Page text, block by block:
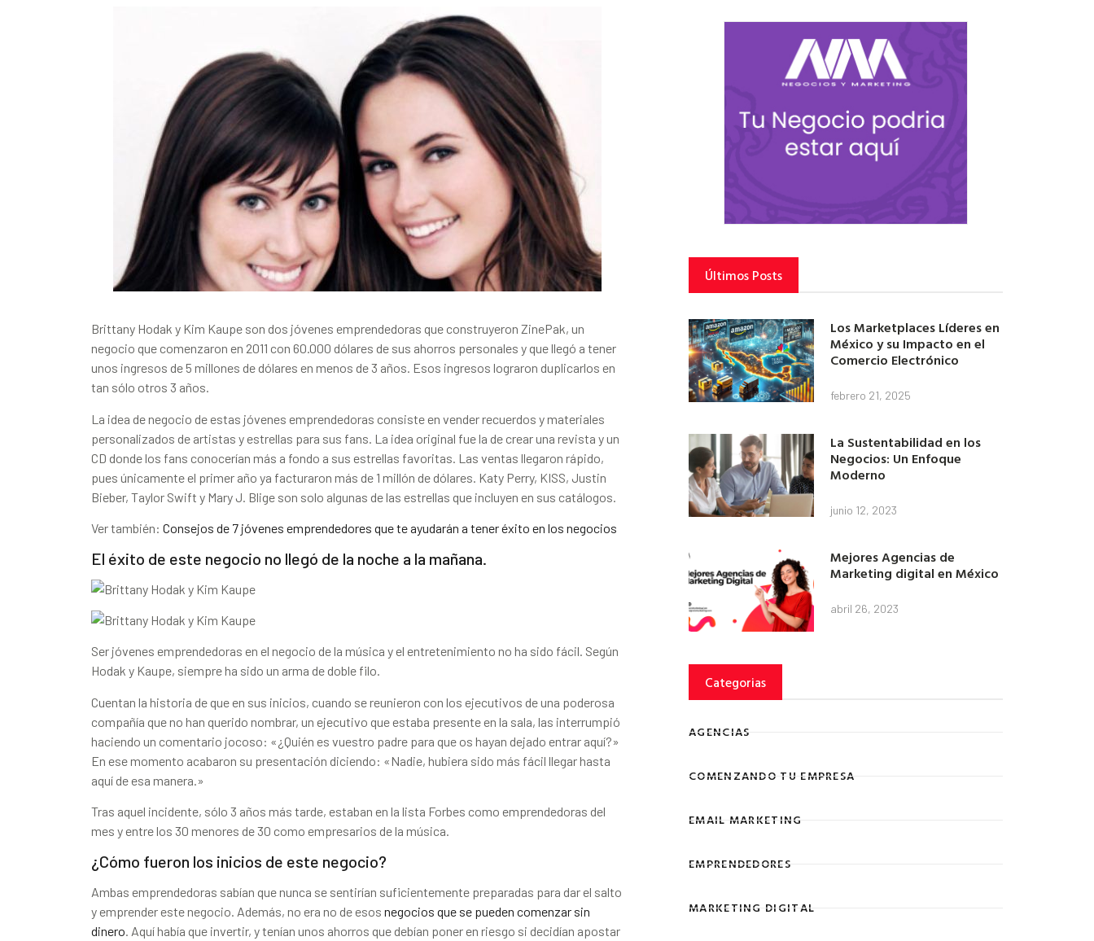
Brittany Hodak y Kim Kaupe son dos jóvenes emprendedoras que construyeron ZinePak, un
negocio que comenzaron en 2011 con 60.000 dólares de sus ahorros personales y que llegó a tener
unos ingresos de 5 millones de dólares en menos de 3 años. Esos ingresos lograron duplicarlos en
tan sólo otros 3 años.
La idea de negocio de estas jóvenes emprendedoras consiste en vender recuerdos y materiales
personalizados de artistas y estrellas para sus fans. La idea original fue la de crear una revista y un
CD donde los fans conocerían más a fondo a sus estrellas favoritas. Las ventas llegaron rápido,
pues únicamente el primer año ya facturaron más de 1 millón de dólares. Katy Perry, KISS, Justin
Bieber, Taylor Swift y Mary J. Blige son solo algunas de las estrellas que incluyen en sus catálogos.
Ver también: Consejos de 7 jóvenes emprendedores que te ayudarán a tener éxito en los negocios
El éxito de este negocio no llegó de la noche a la mañana.
Ser jóvenes emprendedoras en el negocio de la música y el entretenimiento no ha sido fácil. Según
Hodak y Kaupe, siempre ha sido un arma de doble filo.
Cuentan la historia de que en sus inicios, cuando se reunieron con los ejecutivos de una poderosa
compañía que no han querido nombrar, un ejecutivo que estaba presente en la sala, las interrumpió
haciendo un comentario jocoso: «¿Quién es vuestro padre para que os hayan dejado entrar aquí?»
En ese momento acabaron su presentación diciendo: «Nadie, hubiera sido más fácil llegar hasta
aquí de esa manera.»
Tras aquel incidente, sólo 3 años más tarde, estaban en la lista Forbes como emprendedoras del
mes y entre los 30 menores de 30 como empresarios de la música.
¿Cómo fueron los inicios de este negocio?
Ambas emprendedoras sabían que nunca se sentirían suficientemente preparadas para dar el salto
y emprender este negocio. Además, no era no de esos negocios que se pueden comenzar sin
dinero . Aquí había que invertir, y tenían unos ahorros que debían poner en riesgo si decidían apostar
Últimos Posts
Los Marketplaces Líderes en
México y su Impacto en el
Comercio Electrónico
febrero 21, 2025
La Sustentabilidad en los
Negocios: Un Enfoque
Moderno
junio 12, 2023
Mejores Agencias de
Marketing digital en México
abril 26, 2023
Categorias
AGENCIAS
COMENZANDO TU EMPRESA
EMAIL MARKETING
EMPRENDEDORES
MARKETING DIGITAL